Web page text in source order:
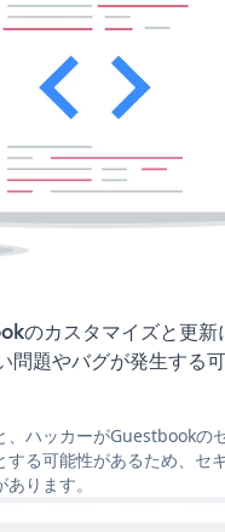
のカスタマイズと更新
問題やバグが発生する
、ハッカーがGuestbookの
する可能性があるため、セ
ります。